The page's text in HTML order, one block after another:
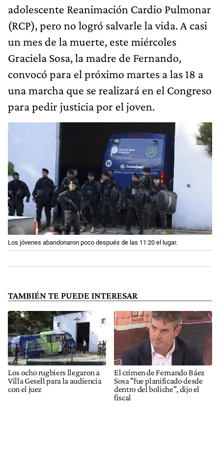
adolescente Reanimación Cardio Pulmonar
(RCP), pero no logró salvarle la vida. A casi
un mes de la muerte, este miércoles
Graciela Sosa, la madre de Fernando,
convocó para el próximo martes a las 18 a
una marcha que se realizará en el Congreso
para pedir justicia por el joven.
Los jóvenes abandonaron poco después de las 11:20 el lugar.
TAMBIÉN TE PUEDE INTERESAR
Los ocho rugbiers llegaron a
Villa Gesell para la audiencia
con el juez
El crimen de Fernando Báez
Sosa "fue planificado desde
dentro del boliche", dijo el
fiscal